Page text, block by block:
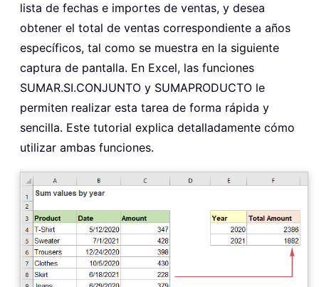
lista de fechas e importes de ventas, y desea
obtener el total de ventas correspondiente a años
específicos, tal como se muestra en la siguiente
captura de pantalla. En Excel, las funciones
SUMAR.SI.CONJUNTO y SUMAPRODUCTO le
permiten realizar esta tarea de forma rápida y
sencilla. Este tutorial explica detalladamente cómo
utilizar ambas funciones.